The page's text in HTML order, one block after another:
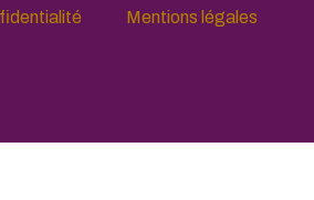
Mentions légales